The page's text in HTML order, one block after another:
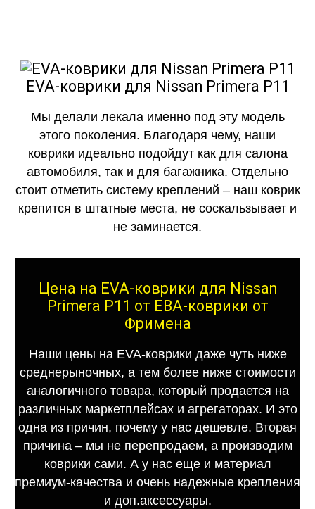
EVA-коврики для Nissan Primera P11
Мы делали лекала именно под эту модель
этого поколения. Благодаря чему, наши
коврики идеально подойдут как для салона
автомобиля, так и для багажника. Отдельно
стоит отметить систему креплений – наш коврик
крепится в штатные места, не соскальзывает и
не заминается.
Цена на EVA-коврики для Nissan
Primera P11 от ЕВА-коврики от
Фримена
Наши цены на EVA-коврики даже чуть ниже
среднерыночных, а тем более ниже стоимости
аналогичного товара, который продается на
различных маркетплейсах и агрегаторах. И это
одна из причин, почему у нас дешевле. Вторая
причина – мы не перепродаем, а производим
коврики сами. А у нас еще и материал
премиум-качества и очень надежные крепления
и доп.аксессуары.